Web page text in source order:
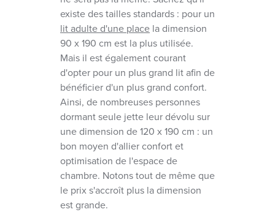
existe des tailles standards : pour un
lit adulte d'une place la dimension
90 x 190 cm est la plus utilisée.
Mais il est également courant
d'opter pour un plus grand lit afin de
bénéficier d'un plus grand confort.
Ainsi, de nombreuses personnes
dormant seule jette leur dévolu sur
une dimension de 120 x 190 cm : un
bon moyen d'allier confort et
optimisation de l'espace de
chambre. Notons tout de même que
le prix s'accroît plus la dimension
est grande.